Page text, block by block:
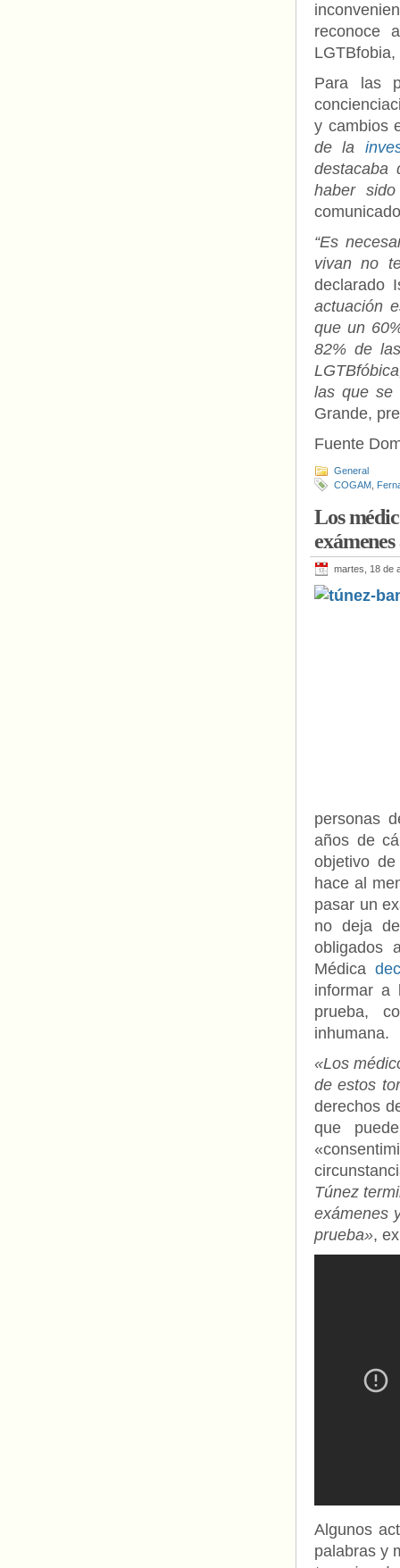
reconoce
Para las
y cambios
de la
destacaba
haber
“Es
vivan no
declarado
actuación
que un
82% de
las que se
Grande,
Fuente
General
COGAM
Los
exámenes
martes, 18 de
personas
años de
objetivo
hace al
pasar un
no deja
obligados
Médica
informar a
prueba,
inhumana.
«Los
de estos
derechos
que
Túnez
exámenes
prueba»,
Algunos
palabras y